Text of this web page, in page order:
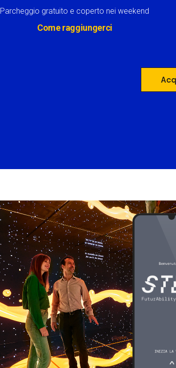
Parcheggio gratuito e coperto nei weekend
Come raggiungerci